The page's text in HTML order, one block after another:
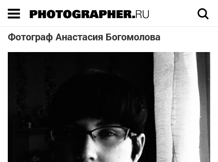
Фотограф Анастасия Богомолова